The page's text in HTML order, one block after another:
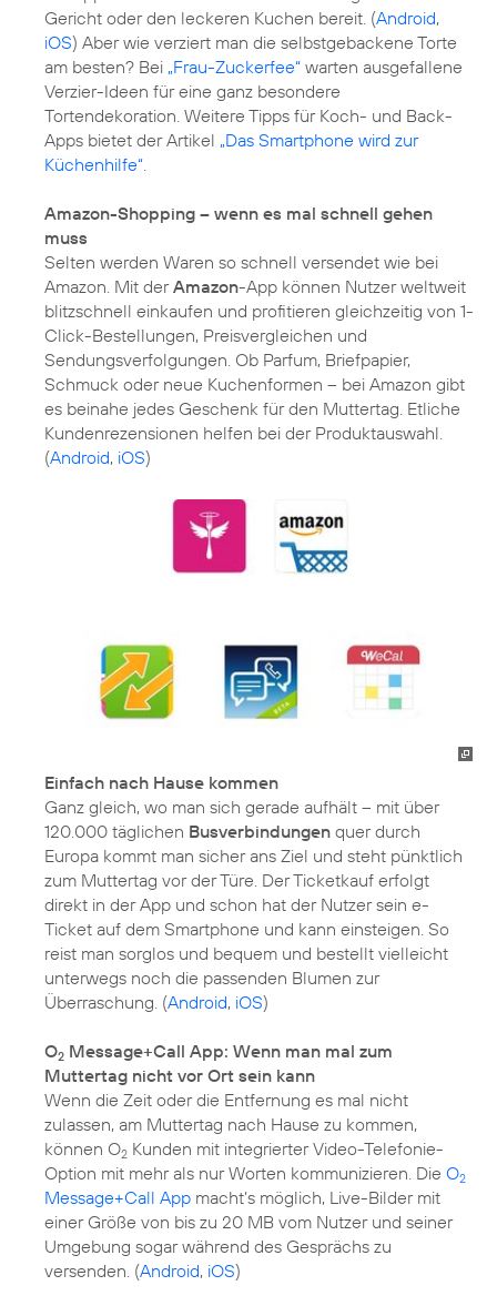
Gericht oder den leckeren Kuchen bereit. (Android,
iOS) Aber wie verziert man die selbstgebackene Torte
am besten? Bei „Frau-Zuckerfee“ warten ausgefallene
Verzier-Ideen für eine ganz besondere
Tortendekoration. Weitere Tipps für Koch- und Back-
Apps bietet der Artikel „Das Smartphone wird zur
Küchenhilfe“.
Amazon-Shopping – wenn es mal schnell gehen
muss
Selten werden Waren so schnell versendet wie bei
Amazon. Mit derAmazon-App können Nutzer weltweit
blitzschnell einkaufen und profitieren gleichzeitig von 1-
Click-Bestellungen, Preisvergleichen und
Sendungsverfolgungen. Ob Parfum, Briefpapier,
Schmuck oder neue Kuchenformen – bei Amazon gibt
es beinahe jedes Geschenk für den Muttertag. Etliche
Kundenrezensionen helfen bei der Produktauswahl.
(Android, iOS)
Einfach nach Hause kommen
Ganz gleich, wo man sich gerade aufhält – mit über
120.000 täglichen Busverbindungen quer durch
Europa kommt man sicher ans Ziel und steht pünktlich
zum Muttertag vor der Türe. Der Ticketkauf erfolgt
direkt in der App und schon hat der Nutzer sein e-
Ticket auf dem Smartphone und kann einsteigen. So
reist man sorglos und bequem und bestellt vielleicht
unterwegs noch die passenden Blumen zur
Überraschung. (Android, iOS)
O2 Message+Call App: Wenn man mal zum
Muttertag nicht vor Ort sein kann
Wenn die Zeit oder die Entfernung es mal nicht
zulassen, am Muttertag nach Hause zu kommen,
können O2 Kunden mit integrierter Video-Telefonie-
Option mit mehr als nur Worten kommunizieren. Die O2
Message+Call App macht’s möglich, Live-Bilder mit
einer Größe von bis zu 20 MB vom Nutzer und seiner
Umgebung sogar während des Gesprächs zu
versenden. (Android, iOS)